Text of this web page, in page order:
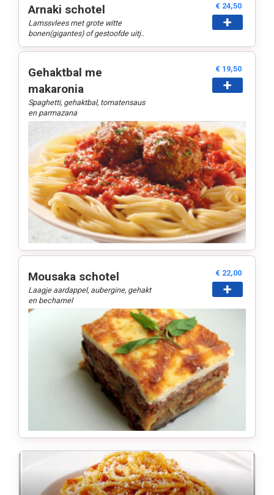
Arnaki schotel
Lamssvlees met grote witte
bonen(gigantes) of gestoofde uitj..
€ 24,50
+
Gehaktbal me
makaronia
Spaghetti, gehaktbal, tomatensaus
en parmazana
€ 19,50
+
Mousaka schotel
Laagje aardappel, aubergine, gehakt
en bechamel
€ 22,00
+